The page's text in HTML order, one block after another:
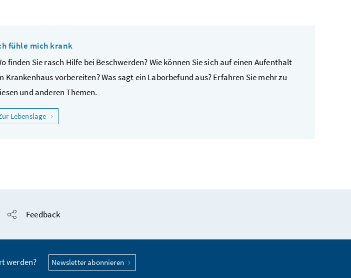
fühle mich krank
finden Sie rasch Hilfe bei Beschwerden? Wie können Sie sich auf einen Aufenthalt
Krankenhaus vorbereiten? Was sagt ein Laborbefund aus? Erfahren Sie mehr zu
und anderen Themen.
Lebenslage "Ich fühle mich krank"
Feed anzeigen
Feedback
werden? Newsletter abonnieren